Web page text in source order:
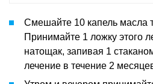
Смешайте 10 капель масла
Принимайте 1 ложку этого
натощак, запивая 1
лечение в течение 2